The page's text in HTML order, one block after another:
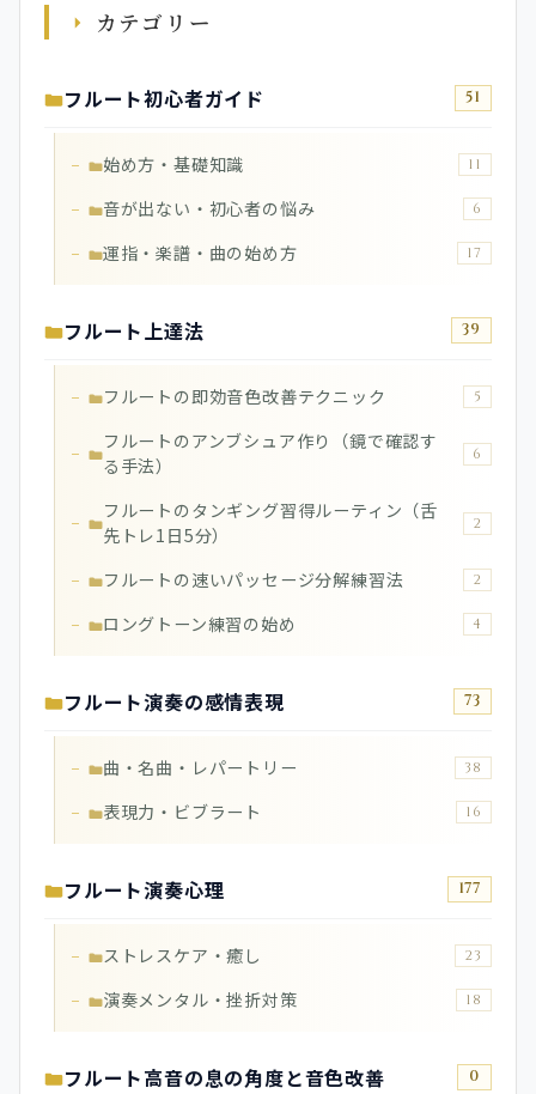
カテゴリー
フルート初心者ガイド 51
始め方・基礎知識 11
音が出ない・初心者の悩み 6
運指・楽譜・曲の始め方 17
フルート上達法 39
フルートの即効音色改善テクニック 5
フルートのアンブシュア作り（鏡で確認す
る手法）
6
フルートのタンギング習得ルーティン（舌
先トレ1日5分）
2
フルートの速いパッセージ分解練習法 2
ロングトーン練習の始め 4
フルート演奏の感情表現 73
曲・名曲・レパートリー 38
表現力・ビブラート 16
フルート演奏心理 177
ストレスケア・癒し 23
演奏メンタル・挫折対策 18
フルート高音の息の角度と音色改善 0